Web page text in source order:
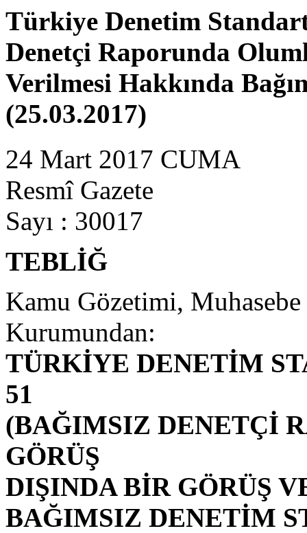
Türkiye Denetim
Denetçi Raporunda
Verilmesi Hakkında
(25.03.2017)
24 Mart 2017 CUMA
Resmî Gazete
Sayı : 30017
TEBLİĞ
Kamu Gözetimi,
Kurumundan:
TÜRKİYE DENETİM
51
(BAĞIMSIZ DENETÇİ
GÖRÜŞ
DIŞINDA BİR GÖRÜŞ
BAĞIMSIZ DENETİM